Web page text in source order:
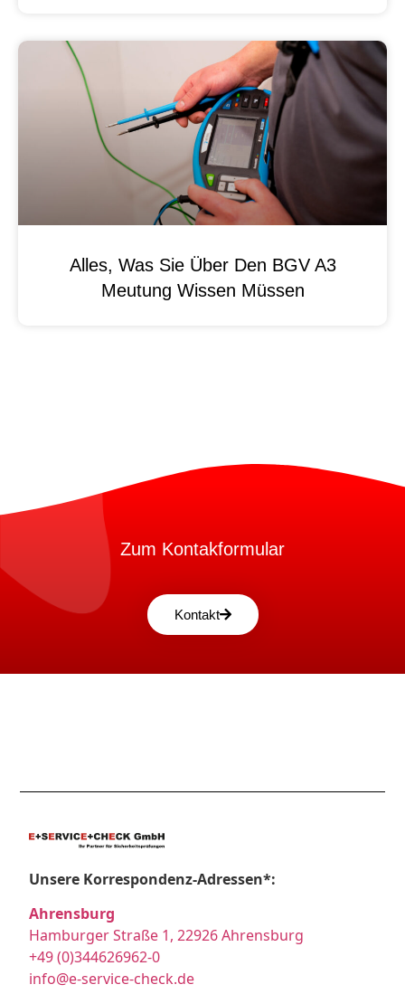
Alles, Was Sie Über Den BGV A3
Meutung Wissen Müssen
Zum Kontakformular
Kontakt
Unsere Korrespondenz-Adressen*:
Ahrensburg
Hamburger Straße 1, 22926 Ahrensburg
+49 (0)344626962-0
info@e-service-check.de